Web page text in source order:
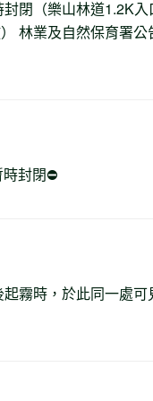
閉（樂山林道1.2K入
林業及自然保育署公
封閉⛔
霧時，於此同一處可